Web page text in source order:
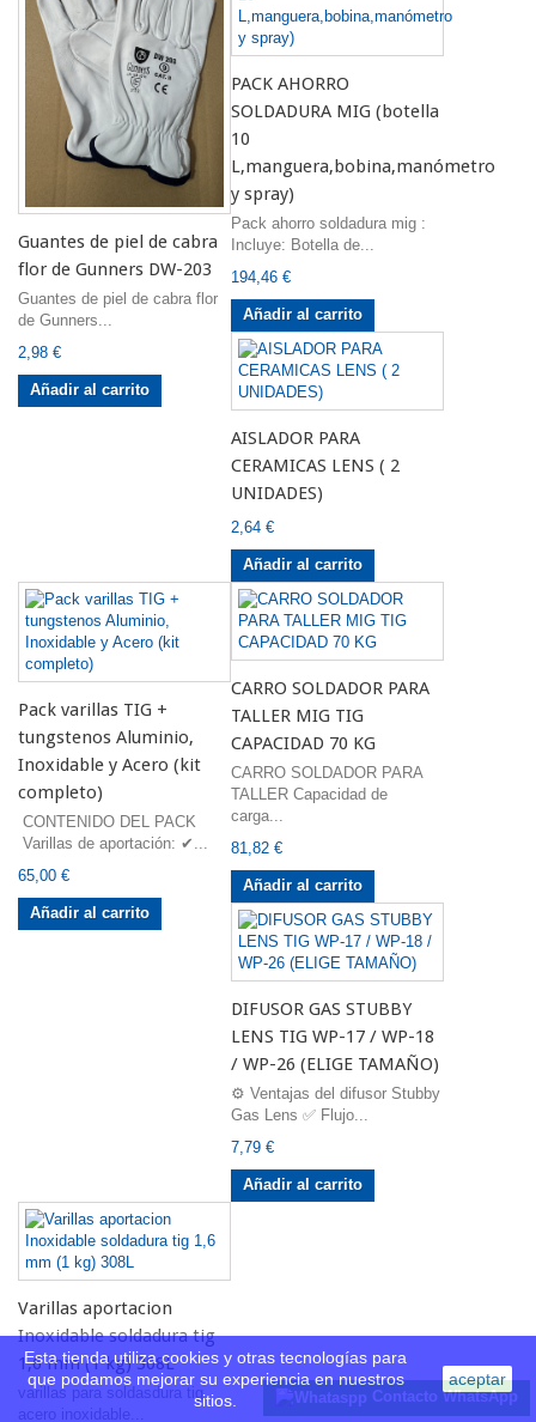
Guantes de piel de cabra
flor de Gunners DW-203
Guantes de piel de cabra flor
de Gunners...
2,98 €
Añadir al carrito
PACK AHORRO
SOLDADURA MIG (botella
10
L,manguera,bobina,manómetro
y spray)
Pack ahorro soldadura mig :
Incluye: Botella de...
194,46 €
Añadir al carrito
AISLADOR PARA
CERAMICAS LENS ( 2
UNIDADES)
2,64 €
Añadir al carrito
Pack varillas TIG +
tungstenos Aluminio,
Inoxidable y Acero (kit
completo)
CONTENIDO DEL PACK
Varillas de aportación: ✔...
65,00 €
Añadir al carrito
CARRO SOLDADOR PARA
TALLER MIG TIG
CAPACIDAD 70 KG
CARRO SOLDADOR PARA
TALLER Capacidad de
carga...
81,82 €
Añadir al carrito
DIFUSOR GAS STUBBY
LENS TIG WP-17 / WP-18
/ WP-26 (ELIGE TAMAÑO)
⚙️ Ventajas del difusor Stubby
Gas Lens ✅ Flujo...
7,79 €
Añadir al carrito
Varillas aportacion
Inoxidable soldadura tig
1,6 mm (1 kg) 308L
varillas para soldasdura tig
acero inoxidable...
Esta tienda utiliza cookies y otras tecnologías para
que podamos mejorar su experiencia en nuestros
sitios.
aceptar
Contacto WhatsApp